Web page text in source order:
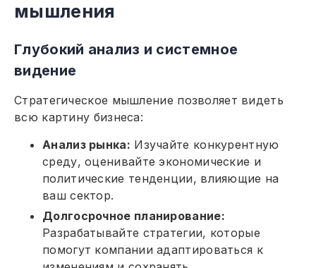
мышления
Глубокий анализ и системное
видение
Стратегическое мышление позволяет видеть
всю картину бизнеса:
Анализ рынка: Изучайте конкурентную
среду, оценивайте экономические и
политические тенденции, влияющие на
ваш сектор.
Долгосрочное планирование:
Разрабатывайте стратегии, которые
помогут компании адаптироваться к